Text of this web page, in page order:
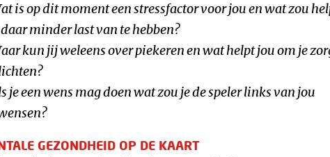
is op dit moment een stressfactor voor jou en wat zou
minder last van te hebben?
kun jij weleens over piekeren en wat helpt jou om je
je een wens mag doen wat zou je de speler links van jou
GEZONDHEID OP DE KAART